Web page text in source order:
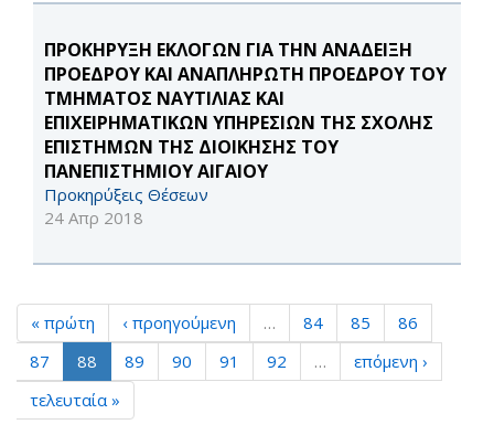
ΠΡΟΚΗΡΥΞΗ ΕΚΛΟΓΩΝ ΓΙΑ ΤΗΝ ΑΝΑΔΕΙΞΗ
ΠΡΟΕΔΡΟΥ ΚΑΙ ΑΝΑΠΛΗΡΩΤΗ ΠΡΟΕΔΡΟΥ ΤΟΥ
ΤΜΗΜΑΤΟΣ ΝΑΥΤΙΛΙΑΣ ΚΑΙ
ΕΠΙΧΕΙΡΗΜΑΤΙΚΩΝ ΥΠΗΡΕΣΙΩΝ ΤΗΣ ΣΧΟΛΗΣ
ΕΠΙΣΤΗΜΩΝ ΤΗΣ ΔΙΟΙΚΗΣΗΣ ΤΟΥ
ΠΑΝΕΠΙΣΤΗΜΙΟΥ ΑΙΓΑΙΟΥ
Προκηρύξεις Θέσεων
24 Απρ 2018
« πρώτη ‹ προηγούμενη … 84 85
86
87
88 89 90 91 92 …
επόμενη ›
τελευταία »